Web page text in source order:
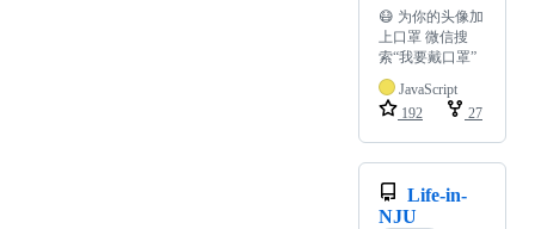
😷 为你的头像加
上口罩 微信搜
索“我要戴口罩”
JavaScript
192
27
Life-in-
NJU